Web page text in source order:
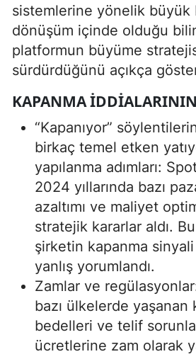
sistemlerine yönelik büyük
dönüşüm içinde olduğu
platformun büyüme
sürdürdüğünü açıkça
KAPANMA
“Kapanıyor”
birkaç temel etken
yapılanma adımları:
2024 yıllarında bazı
azaltımı ve maliyet
stratejik kararlar aldı.
şirketin kapanma
yanlış yorumlandı.
Zamlar ve
bazı ülkelerde yaşanan
bedelleri ve telif
ücretlerine zam olarak